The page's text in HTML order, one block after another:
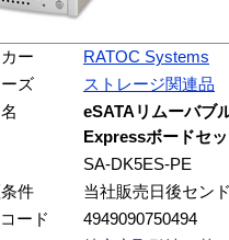
ー
RATOC Systems
ズ
ストレージ関連品
eSATAリムーバブ
Expressボードセ
SA-DK5ES-PE
件
当社販売日後セン
ード
4949090750494